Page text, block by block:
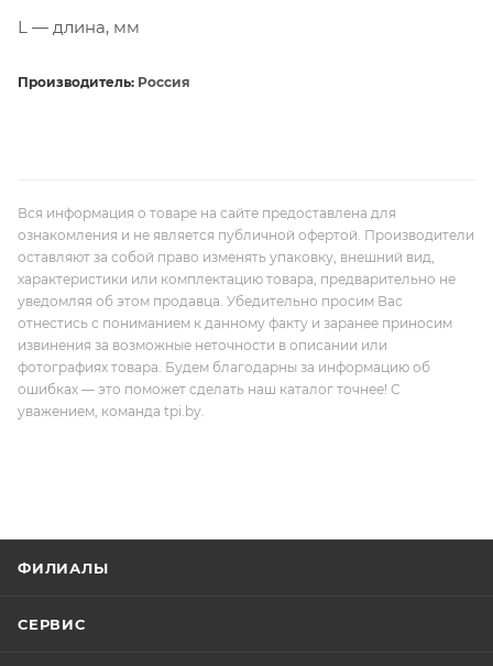
L — длина, мм
Производитель: Россия
Вся информация о товаре на сайте предоставлена для
ознакомления и не является публичной офертой. Производители
оставляют за собой право изменять упаковку, внешний вид,
характеристики или комплектацию товара, предварительно не
уведомляя об этом продавца. Убедительно просим Вас
отнестись с пониманием к данному факту и заранее приносим
извинения за возможные неточности в описании или
фотографиях товара. Будем благодарны за информацию об
ошибках — это поможет сделать наш каталог точнее! С
уважением, команда tpi.by.
ФИЛИАЛЫ
СЕРВИС